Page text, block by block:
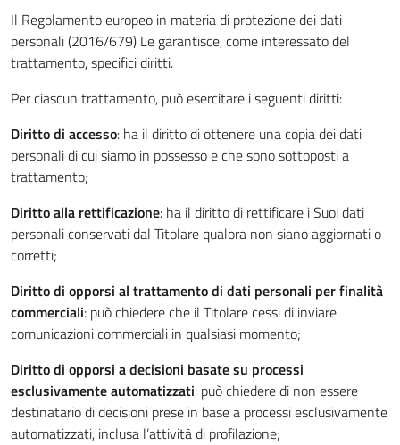
Il Regolamento europeo in materia di protezione dei dati
personali (2016/679) Le garantisce, come interessato del
trattamento, specifici diritti.
Per ciascun trattamento, può esercitare i seguenti diritti:
Diritto di accesso: ha il diritto di ottenere una copia dei dati
personali di cui siamo in possesso e che sono sottoposti a
trattamento;
Diritto alla rettificazione: ha il diritto di rettificare i Suoi dati
personali conservati dal Titolare qualora non siano aggiornati o
corretti;
Diritto di opporsi al trattamento di dati personali per finalità
commerciali: può chiedere che il Titolare cessi di inviare
comunicazioni commerciali in qualsiasi momento;
Diritto di opporsi a decisioni basate su processi
esclusivamente automatizzati: può chiedere di non essere
destinatario di decisioni prese in base a processi esclusivamente
automatizzati, inclusa l’attività di profilazione;